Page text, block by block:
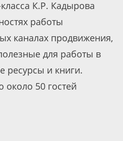
К.Р. Кадырова
работы
каналах продвижения,
для работы в
ресурсы и книги.
около 50 гостей